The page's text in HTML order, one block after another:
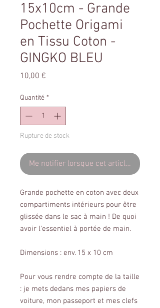
15x10cm - Grande
Pochette Origami
en Tissu Coton -
GINGKO BLEU
10,00 €
Quantité *
Rupture de stock
Me notifier lorsque cet article est
Grande pochette en coton avec deux
compartiments intérieurs pour être
glissée dans le sac à main ! De quoi
avoir l'essentiel à portée de main.
Dimensions : env. 15 x 10 cm
Pour vous rendre compte de la taille
: je mets dedans mes papiers de
voiture, mon passeport et mes clefs